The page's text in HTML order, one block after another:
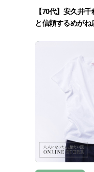
【70代】安久井
と信頼するめがね